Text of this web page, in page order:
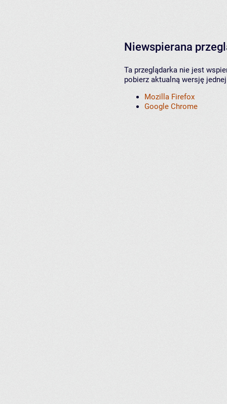
Niewspierana
Ta przeglądarka nie jest
pobierz aktualną wersję
Mozilla Firefox
Google Chrome